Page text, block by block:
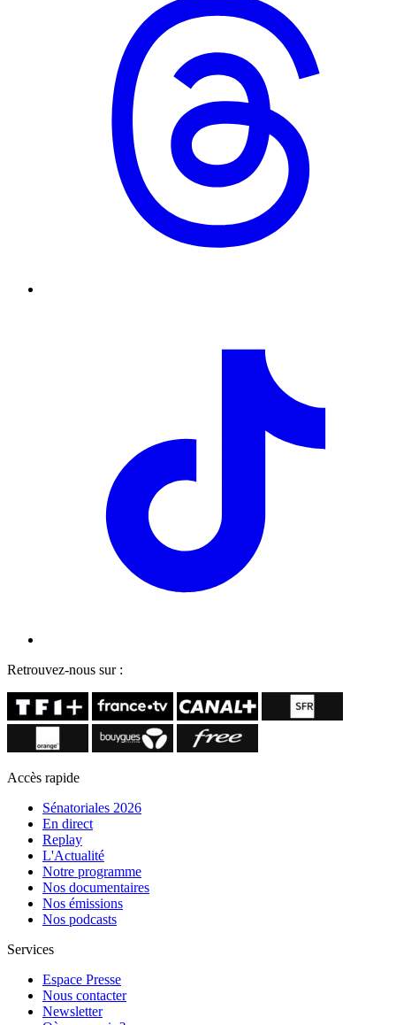
Retrouvez-nous sur :
Accès rapide
Sénatoriales 2026
En direct
Replay
L'Actualité
Notre programme
Nos documentaires
Nos émissions
Nos podcasts
Services
Espace Presse
Nous contacter
Newsletter